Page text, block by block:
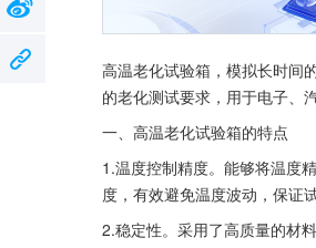
高温老化试验箱，模拟长时间
的老化测试要求，用于电子、
一、高温老化试验箱的特点
1.温度控制精度。能够将温度
度，有效避免温度波动，保证
2.稳定性。采用了高质量的材